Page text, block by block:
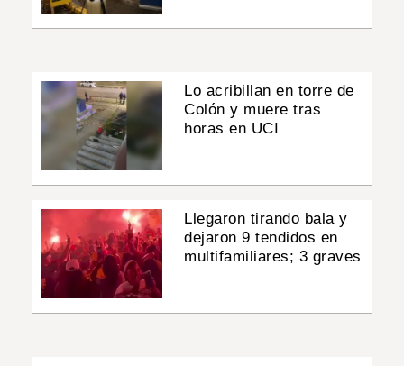
Lo acribillan en torre de
Colón y muere tras
horas en UCI
Llegaron tirando bala y
dejaron 9 tendidos en
multifamiliares; 3 graves